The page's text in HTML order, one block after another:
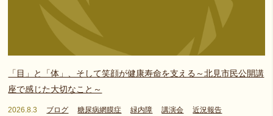
「目」と「体」、そして笑顔が健康寿命を支える～北見市民公開講
座で感じた大切なこと～
2026.8.3 ブログ 糖尿病網膜症 緑内障 講演会 近況報告